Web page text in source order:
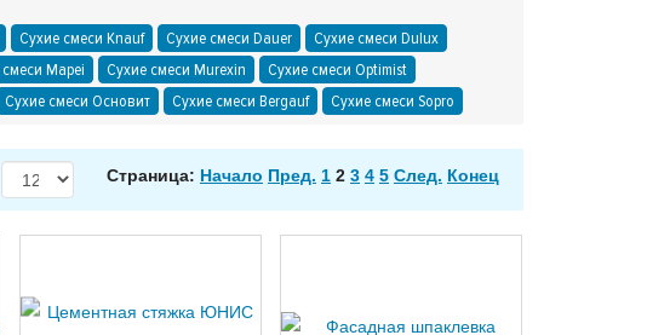
Сухие смеси Knauf Сухие смеси Dauer
Сухие смеси Dulux
Mapei Сухие смеси Murexin
Сухие смеси Optimist
Сухие смеси Основит Сухие смеси Bergauf Сухие смеси Sopro
Страница: Начало Пред. 1 2 3 4 5 След. Конец